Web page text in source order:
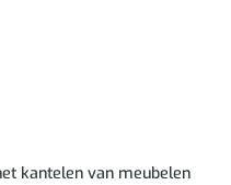
kantelen van meubelen